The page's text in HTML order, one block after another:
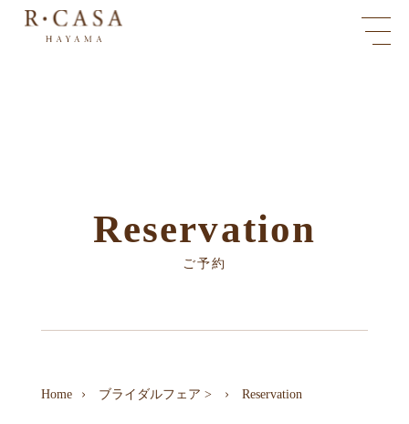
Reservation
ご予約
Home ブライダルフェア > Reservation